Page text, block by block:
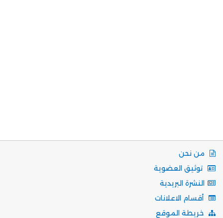
من نحن
توثيق العضوية
النشرة البريدية
أقسام الاعلانات
خريطة الموقع